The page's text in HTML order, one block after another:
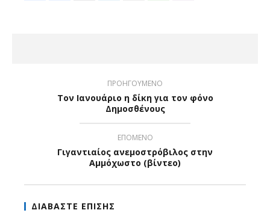
ΠΡΟΗΓΟΥΜΕΝΟ
Τον Ιανουάριο η δίκη για τον φόνο
Δημοσθένους
ΕΠΟΜΕΝΟ
Γιγαντιαίος ανεμοστρόβιλος στην
Αμμόχωστο (βίντεο)
ΔΙΑΒΑΣΤΕ ΕΠΙΣΗΣ